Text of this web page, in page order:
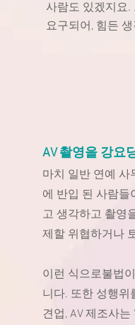
사람도 있겠지요
요구되어, 힘든
AV 촬영을 강요
마치 일반 연예 사
에 반입 된 사람
고 생각하고 촬영
제할 위협하거나
이런 식으로불법
니다. 또한 성행위
견업, AV 제조사